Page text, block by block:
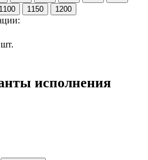
1100 1150 1200
шт.
исполнения